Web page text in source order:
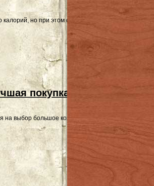
но при этом она довольно сытная. При
покупка
на выбор большое количество одежды.